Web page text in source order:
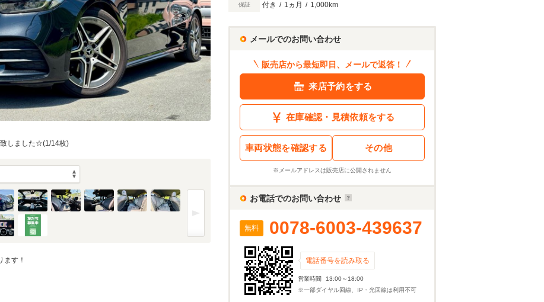
しました☆(1/14枚)
す！
保証 付き / 1ヵ月 / 1,000km
メールでのお問い合わせ
販売店から最短即日、メールで返答！
来店予約をする
在庫確認・見積依頼をする
車両状態を確認する その他
※メールアドレスは販売店に公開されません
お電話でのお問い合わせ
無料 0078-6003-439637
電話番号を読み取る
営業時間
13:00～18:00
※一部ダイヤル回線、IP・光回線は利用不可